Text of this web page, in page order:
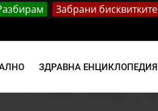
Забрани бисквитките
ЗДРАВНА ЕНЦИКЛОПЕДИЯ